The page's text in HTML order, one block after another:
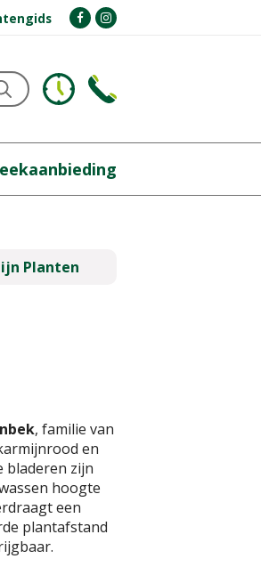
Planten
, familie van
en
bladeren zijn
hoogte
een
plantafstand